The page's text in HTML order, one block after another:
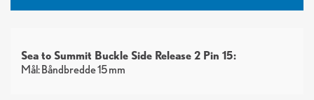
Sea to Summit Buckle Side Release 2 Pin 15:
Mål: Båndbredde 15 mm